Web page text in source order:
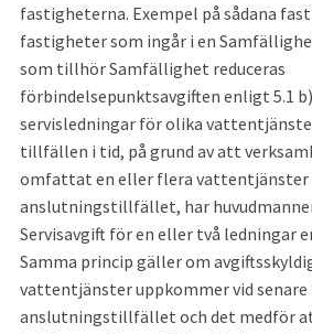
fastigheterna. Exempel på sådana
fastigheter som ingår i en
som tillhör Samfällighet reduceras
förbindelsepunktsavgiften enligt 5.1 b)
servisledningar för olika
tillfällen i tid, på grund av att
omfattat en eller flera vattentjänster
anslutningstillfället, har
Servisavgift för en eller två ledningar
Samma princip gäller om
vattentjänster uppkommer vid
anslutningstillfället och det medför